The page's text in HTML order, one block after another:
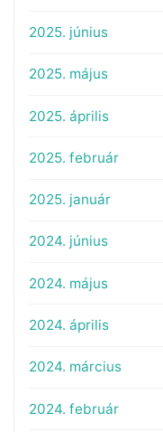
2025. június
2025. május
2025. április
2025. február
2025. január
2024. június
2024. május
2024. április
2024. március
2024. február